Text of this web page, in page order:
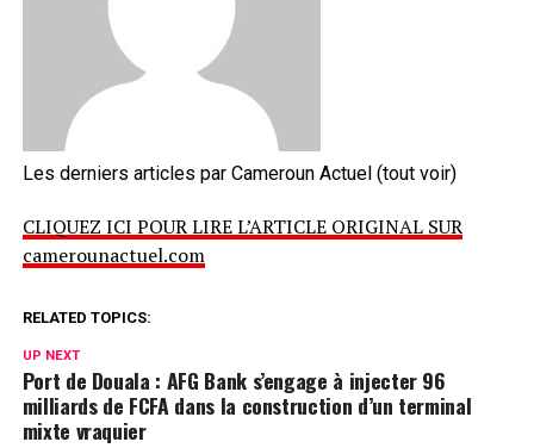
Les derniers articles par Cameroun Actuel (tout voir)
CLIQUEZ ICI POUR LIRE L’ARTICLE ORIGINAL SUR
camerounactuel.com
RELATED TOPICS:
UP NEXT
Port de Douala : AFG Bank s’engage à injecter 96
milliards de FCFA dans la construction d’un terminal
mixte vraquier